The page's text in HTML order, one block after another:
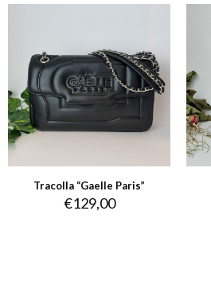
Tracolla “Gaelle Paris”
€129,00